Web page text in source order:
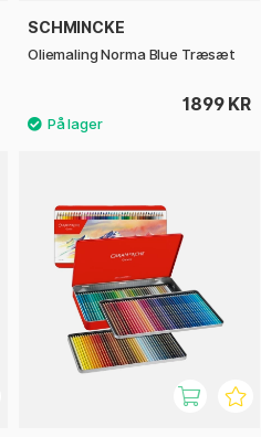
SCHMINCKE
Oliemaling Norma Blue Træsæt
1899 KR